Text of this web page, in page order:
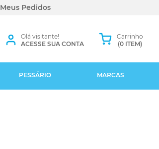
Meus Pedidos
Olá visitante!
ACESSE SUA CONTA
Carrinho
(0 ITEM)
PESSÁRIO MARCAS